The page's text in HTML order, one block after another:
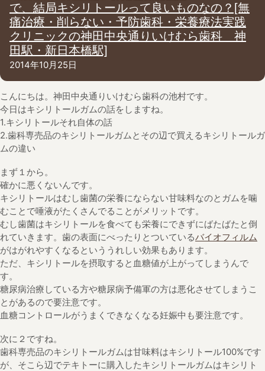
で、結局キシリトールって良いものなの？[無
痛治療・削らない・予防歯科・栄養療法実践
クリニックの神田中央通りいけむら歯科 神
田駅・新日本橋駅]
2014年10月25日
こんにちは。神田中央通りいけむら歯科の池村です。
今日はキシリトールガムの話をしますね。
1.キシリトールそれ自体の話
2.歯科専売品のキシリトールガムとその辺で買えるキシリトールガ
ムの違い
まず１から。
確かに悪くないんです。
キシリトールはむし歯菌の栄養にならない甘味料なのとガムを噛
むことで唾液がたくさんでることがメリットです。
むし歯菌はキシリトールを食べても栄養にできずにばたばたと倒
れていきます。歯の表面にべったりとついているバイオフィルム
がはがれやすくなるといううれしい効果もあります。
ただ、キシリトールを摂取すると血糖値が上がってしまうんで
す。
糖尿病治療している方や糖尿病予備軍の方は悪化させてしまうこ
とがあるので要注意です。
血糖コントロールがうまくできなくなる妊娠中も要注意です。
次に２ですね。
歯科専売品のキシリトールガムは甘味料はキシリトール100%です
が、そこら辺でテキトーに購入したキシリトールガムはキシリト